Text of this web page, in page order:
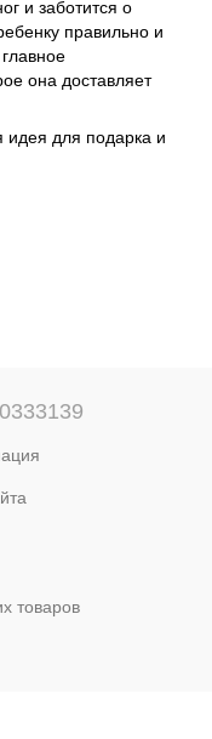
и заботится о
правильно и
она доставляет
идея для подарка и
товаров